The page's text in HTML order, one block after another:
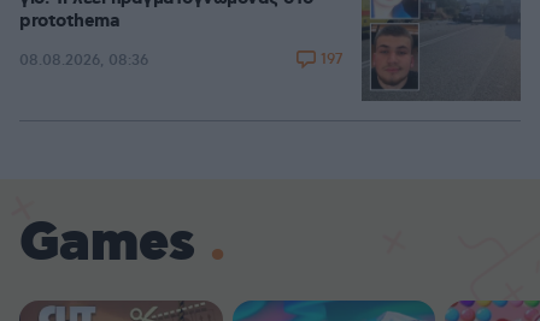
protothema
08.08.2026, 08:36 197
Games